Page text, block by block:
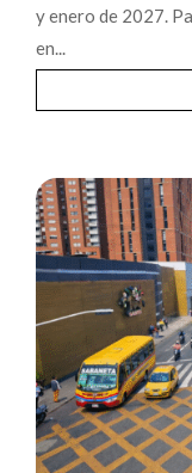
y enero de 2027.
en...